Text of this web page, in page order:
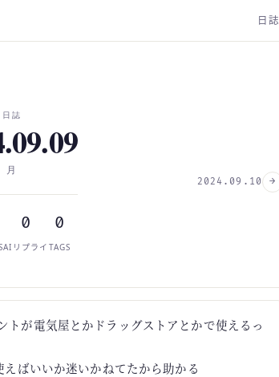
日誌
日誌
月
0
AIリプライ
0
TAGS
2024.09.10 →
トが電気屋とかドラッグストアとかで使えるっ
ばいいか迷いかねてたから助かる